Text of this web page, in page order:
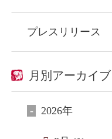
プレスリリース
月別アーカイブ
2026年